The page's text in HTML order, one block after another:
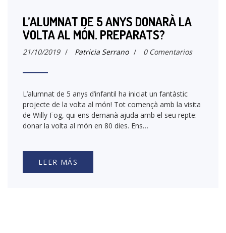
L’ALUMNAT DE 5 ANYS DONARÀ LA
VOLTA AL MÓN. PREPARATS?
21/10/2019 / Patricia Serrano / 0 Comentarios
L’alumnat de 5 anys d’infantil ha iniciat un fantàstic
projecte de la volta al món! Tot començà amb la visita
de Willy Fog, qui ens demanà ajuda amb el seu repte:
donar la volta al món en 80 dies. Ens…
LEER MÁS